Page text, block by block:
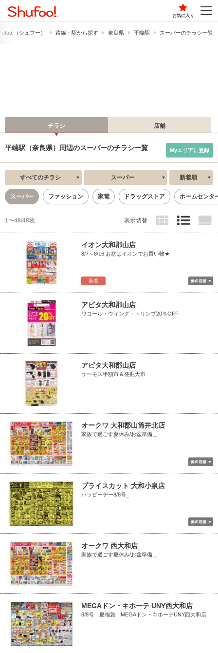
お気に入り
（シュフー） 路線・駅から探す 奈良県 平端駅 スーパーのチラシ一覧
チラシ 店舗
平端駅（奈良県）周辺のスーパーのチラシ一覧 Myエリアに登録
すべてのチラシ スーパー 新着順
スーパー ファッション 家電 ドラッグストア ホームセンタ
1〜48/48枚 表示切替
新着
イオン大和郡山店
8/7～8/16 お盆はイオンでお買い物★
アピタ大和郡山店
ワコール・ウィング・トリンプ20％OFF
アピタ大和郡山店
サーモス半額市＆発掘大市
オークワ 大和郡山筒井北店
家族で過ごす夏休み/お盆準備＿
プライスカット 大和小泉店
ハッピーデー8/8号_
オークワ 西大和店
家族で過ごす夏休み/お盆準備＿
MEGAドン・キホーテ UNY西大和店
8/8号 夏福袋 MEGAドン・キホーテUNY西大和店